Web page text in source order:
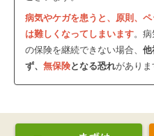
病気やケガを患うと、原則、
は難しくなってしまいます。
の保険を継続できない場合、 他
ず、 無保険となる恐れがありま